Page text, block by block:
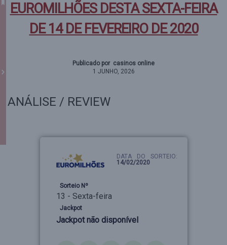
EUROMILHÕES DESTA SEXTA-FEIRA
DE 14 DE FEVEREIRO DE 2020
Publicado por casinos online
1 JUNHO, 2026
ANÁLISE / REVIEW
DATA DO SORTEIO:
14/02/2020
Sorteio Nº
13 - Sexta-feira
Jackpot
Jackpot não disponível